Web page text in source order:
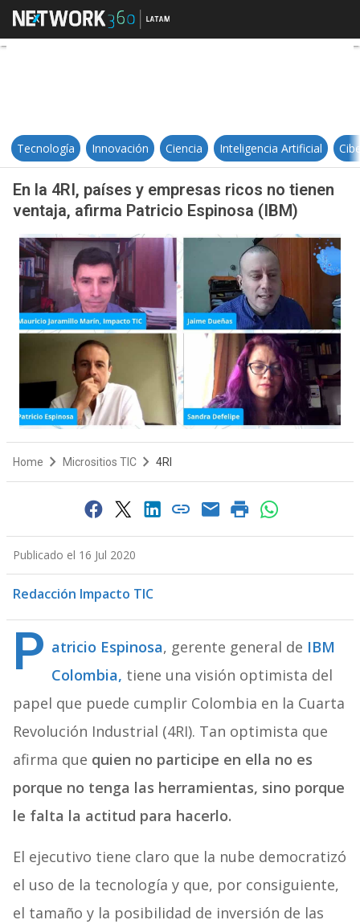
En la 4RI, países y empresas
Tecnología Innovación Ciencia Inteligencia Artificial
En la 4RI, países y empresas ricos no tienen
ventaja, afirma Patricio Espinosa (IBM)
Home Micrositios TIC 4RI
Publicado el 16 Jul 2020
Redacción Impacto TIC
P atricio Espinosa, gerente general de IBM
Colombia, tiene una visión optimista del
papel que puede cumplir Colombia en la Cuarta
Revolución Industrial (4RI). Tan optimista que
afirma que quien no participe en ella no es
porque no tenga las herramientas, sino porque
le falta la actitud para hacerlo.
El ejecutivo tiene claro que la nube democratizó
el uso de la tecnología y que, por consiguiente,
el tamaño y la posibilidad de inversión de las